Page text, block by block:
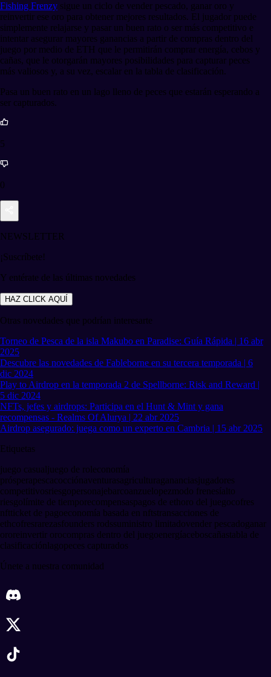
Fishing Frenzy sigue un ciclo de vender pescado, ganar oro y
reinvertir ese oro para obtener mejores resultados. El jugador puede
simplemente relajarse y pasar un buen rato o ser más competitivo e
intentar asegurar mayores ganancias a partir de compras dentro del
juego por medio de ETH que le permitirán comprar energía, cebos y
cañas, que le otorgarán mayores posibilidades para capturar peces
más valiosos y, a su vez, escalar en la tabla de clasificación.
Pasa un buen rato en un lago lleno de peces que estarán esperando a
ser capturados.
5
0
NEWSLETTER
¡Suscríbete!
Y entérate de las últimas novedades
HAZ CLICK AQUÍ
Otras novedades que podrían interesarte
Torneo de Pesca de la isla Makubo en Paradise: Guía Rápida | 16 abr
2025
Descubre las novedades de Fableborne en su tercera temporada | 6
dic 2024
Play to Airdrop en la temporada 2 de Spellborne: Risk and Reward |
5 dic 2024
NFTs, jefes y airdrops: Participa en el Hunt & Mint y gana
recompensas - Realms Of Alurya | 22 abr 2025
Airdrop asegurado: juega como un experto en Cambria | 15 abr 2025
Etiquetas
juego casualjuego de roleconomía
prósperapescacocciónaventurasagriculturagananciasjugadores
competitivosriesgopersonajebarcoanzuelopezmodo frenesíalto
riesgolímite de tiemporecompensaspagos de ethoro del juegocofres
nftticket de pagoeconomía basada en nftstransacciones de
ethcofresrarezasfounders rodssuministro limitadovender pescadoganar
ororeinvertir orocompras dentro del juegoenergíaceboscañastabla de
clasificaciónlagopeces capturados
Únete a nuestra comunidad